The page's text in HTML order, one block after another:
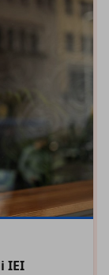
IEI